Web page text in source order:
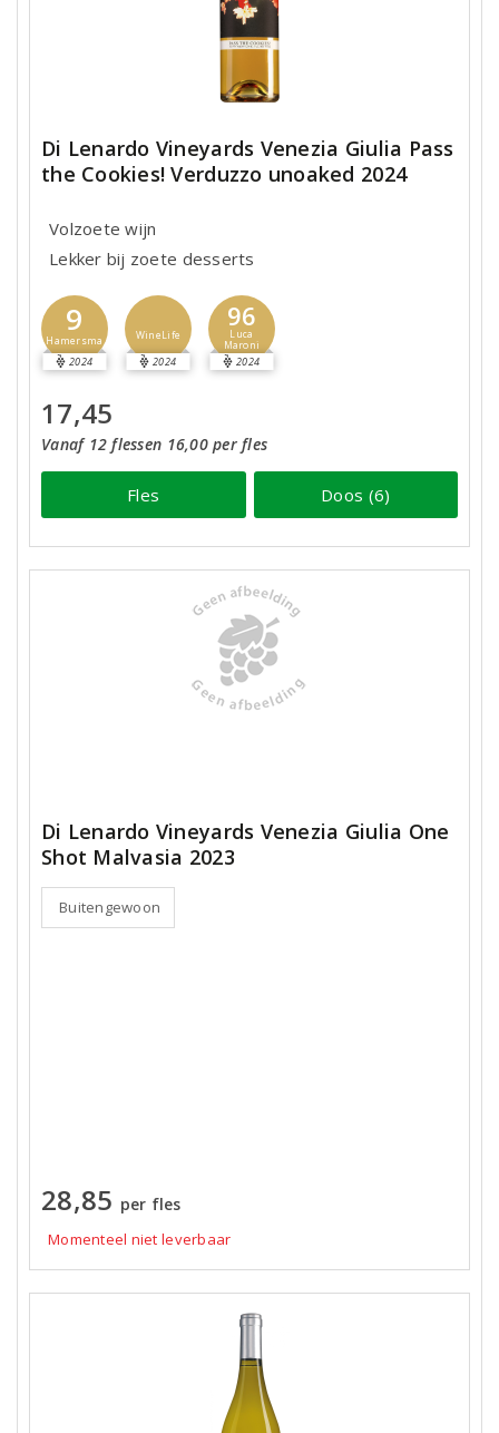
Di Lenardo Vineyards Venezia Giulia Pass
the Cookies! Verduzzo unoaked 2024
Volzoete wijn
Lekker bij zoete desserts
9
Hamersma
2024
WineLife
2024
96
Luca
Maroni
2024
17,45
Vanaf 12 flessen 16,00 per fles
Fles Doos (6)
Di Lenardo Vineyards Venezia Giulia One
Shot Malvasia 2023
Buitengewoon
28,85 per fles
Momenteel niet leverbaar